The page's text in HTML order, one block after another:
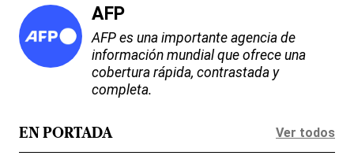
AFP
AFP es una importante agencia de
información mundial que ofrece una
cobertura rápida, contrastada y
completa.
EN PORTADA Ver todos